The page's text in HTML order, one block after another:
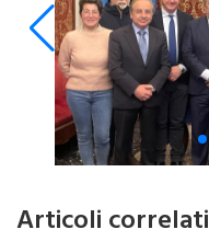
Articoli correlati